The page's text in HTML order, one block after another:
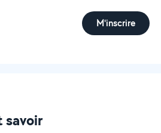
M'inscrire
savoir